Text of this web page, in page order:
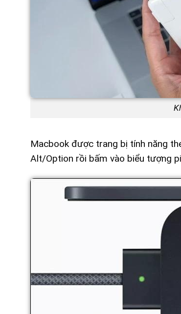
Macbook được trang bị tính năng
Alt/Option rồi bấm vào biểu tượng